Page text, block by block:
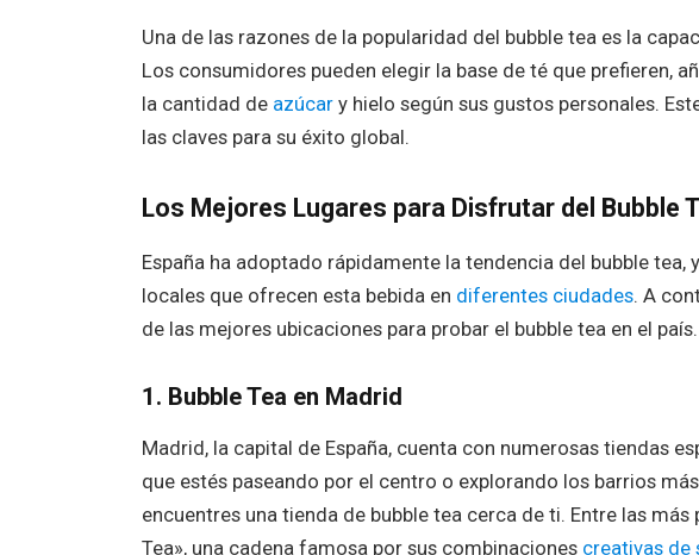
Una de las razones de la popularidad del bubble tea es la
Los consumidores pueden elegir la base de té que prefieren,
la cantidad de azúcary hielo según sus gustos personales.
las claves para su éxito global.
Los Mejores Lugares para Disfrutar del Bubble
España ha adoptado rápidamente la tendencia del bubble tea,
locales que ofrecen esta bebida en diferentes ciudades. A
de las mejores ubicaciones para probar el bubble tea en el país.
1. Bubble Tea en Madrid
Madrid, la capital de España, cuenta con numerosas tiendas
que estés paseando por el centro o explorando los barrios
encuentres una tienda de bubble tea cerca de ti. Entre las
Tea», una cadena famosa por sus combinacionescreativas de